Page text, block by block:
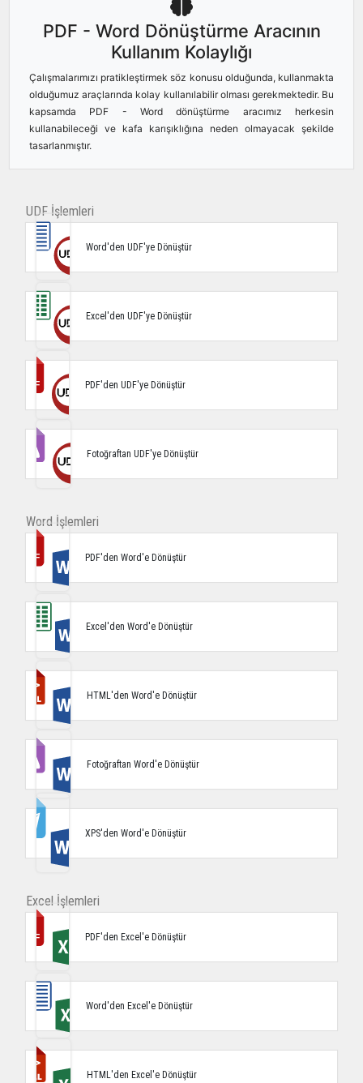
PDF - Word Dönüştürme Aracının
Kullanım Kolaylığı
Çalışmalarımızı pratikleştirmek söz konusu olduğunda, kullanmakta
olduğumuz araçlarında kolay kullanılabilir olması gerekmektedir. Bu
kapsamda PDF - Word dönüştürme aracımız herkesin
kullanabileceği ve kafa karışıklığına neden olmayacak şekilde
tasarlanmıştır.
UDF İşlemleri
Word'den UDF'ye Dönüştür
Excel'den UDF'ye Dönüştür
PDF'den UDF'ye Dönüştür
Fotoğraftan UDF'ye Dönüştür
Word İşlemleri
PDF'den Word'e Dönüştür
Excel'den Word'e Dönüştür
HTML'den Word'e Dönüştür
Fotoğraftan Word'e Dönüştür
XPS'den Word'e Dönüştür
Excel İşlemleri
PDF'den Excel'e Dönüştür
Word'den Excel'e Dönüştür
HTML'den Excel'e Dönüştür